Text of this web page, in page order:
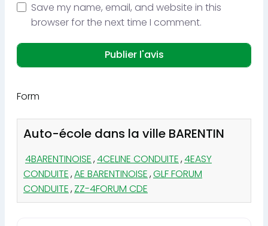
Save my name, email, and website in this
browser for the next time I comment.
Form
Auto-école dans la ville BARENTIN
4BARENTINOISE,4CELINE CONDUITE,4EASY
CONDUITE,AE BARENTINOISE,GLF FORUM
CONDUITE,ZZ-4FORUM CDE